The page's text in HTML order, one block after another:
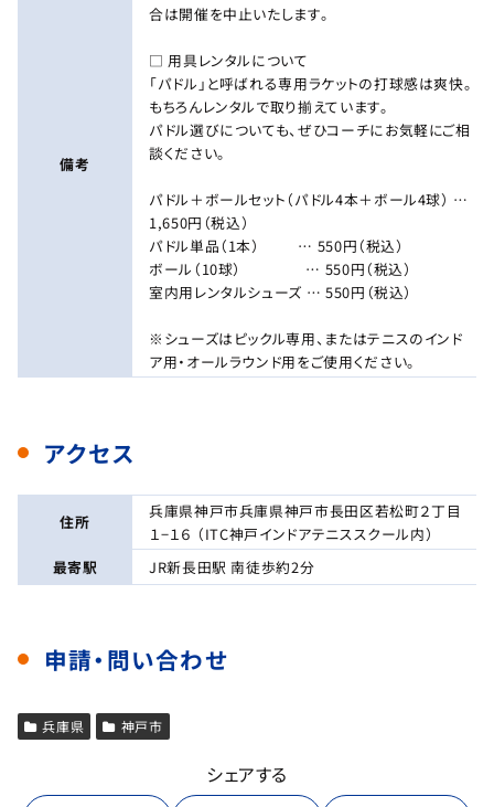
備考
合は開催を中止いたします。
□ 用具レンタルについて
「パドル」と呼ばれる専用ラケットの打球感は爽快。
もちろんレンタルで取り揃えています。
パドル選びについても、ぜひコーチにお気軽にご相
談ください。
パドル＋ボールセット（パドル4本＋ボール4球） …
1,650円（税込）
パドル単品（1本） … 550円（税込）
ボール（10球） … 550円（税込）
室内用レンタルシューズ … 550円（税込）
※シューズはピックル専用、またはテニスのインド
ア用・オールラウンド用をご使用ください。
アクセス
住所
兵庫県神戸市兵庫県神戸市長田区若松町２丁目
１−１６ （ITC神戸インドアテニススクール内）
最寄駅
JR新長田駅 南徒歩約2分
申請・問い合わせ
兵庫県 神戸市
シェアする